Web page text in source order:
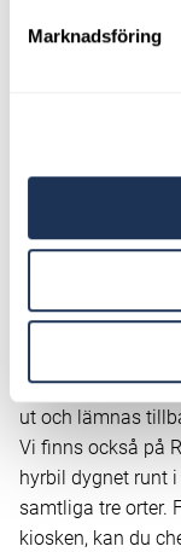
Marknadsföring
Bokning av hyrbil
Bokningar sköts
ut och lämnas
Vi finns också på
hyrbil dygnet runt i
samtliga tre orter.
kiosken, kan du